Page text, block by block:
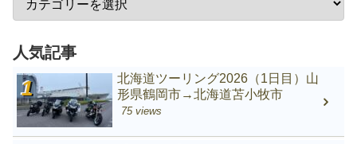
人気記事
北海道ツーリング2026（1日目）山
形県鶴岡市→北海道苫小牧市
75 views